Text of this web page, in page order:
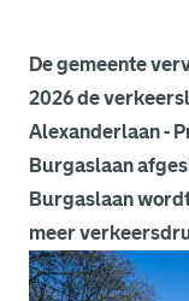
De gemeente
2026 de
Alexanderlaan -
Burgaslaan
Burgaslaan
meer